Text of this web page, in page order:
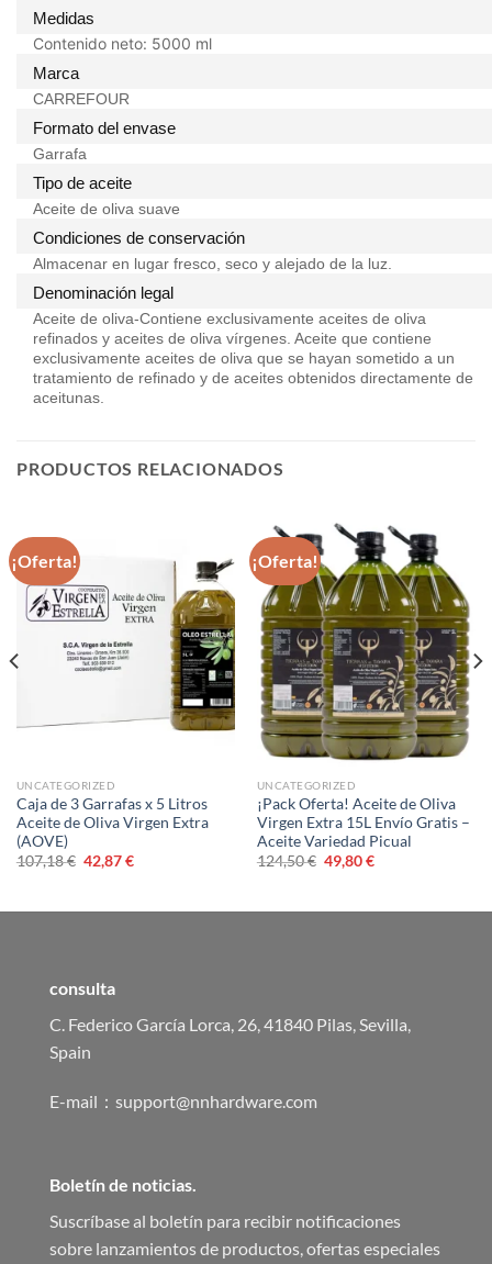
Medidas
Contenido neto: 5000 ml
Marca
CARREFOUR
Formato del envase
Garrafa
Tipo de aceite
Aceite de oliva suave
Condiciones de conservación
Almacenar en lugar fresco, seco y alejado de la luz.
Denominación legal
Aceite de oliva-Contiene exclusivamente aceites de oliva
refinados y aceites de oliva vírgenes. Aceite que contiene
exclusivamente aceites de oliva que se hayan sometido a un
tratamiento de refinado y de aceites obtenidos directamente de
aceitunas.
PRODUCTOS RELACIONADOS
¡Oferta!
UNCATEGORIZED
Caja de 3 Garrafas x 5 Litros
Aceite de Oliva Virgen Extra
(AOVE)
107,18€ El
precio
107,18 €.
42,87€El
42,87 €.
¡Oferta!
UNCATEGORIZED
¡Pack Oferta! Aceite de Oliva
Virgen Extra 15L Envío Gratis –
Aceite Variedad Picual
124,50€ El
precio
124,50 €.
49,80€El
49,80 €.
consulta
C. Federico García Lorca, 26, 41840 Pilas, Sevilla,
Spain
E-mail：support@nnhardware.com
Boletín de noticias.
Suscríbase al boletín para recibir notificaciones
sobre lanzamientos de productos, ofertas especiales